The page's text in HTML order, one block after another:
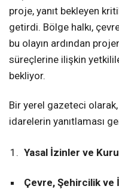
proje, yanıt bekleyen
getirdi. Bölge halkı,
bu olayın ardından
süreçlerine ilişkin
bekliyor.
Bir yerel gazeteci
idarelerin yanıtlaması
Yasal İzinler ve
Çevre, Şehircilik ve